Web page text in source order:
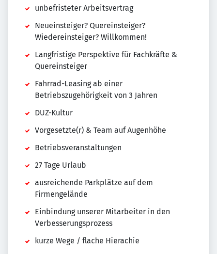
unbefristeter Arbeitsvertrag
Neueinsteiger? Quereinsteiger?
Wiedereinsteiger? Willkommen!
Langfristige Perspektive für Fachkräfte &
Quereinsteiger
Fahrrad-Leasing ab einer
Betriebszugehörigkeit von 3 Jahren
DUZ-Kultur
Vorgesetzte(r) & Team auf Augenhöhe
Betriebsveranstaltungen
27 Tage Urlaub
ausreichende Parkplätze auf dem
Firmengelände
Einbindung unserer Mitarbeiter in den
Verbesserungsprozess
kurze Wege / flache Hierachie